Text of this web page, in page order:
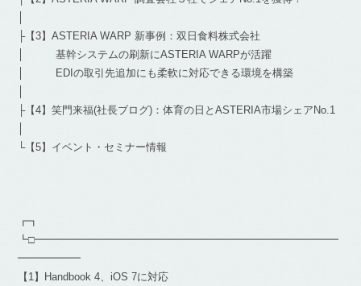
├【3】ASTERIA WARP 新事例：双日食料株式会社
│ 基幹システムの刷新にASTERIA WARPが活躍
│ EDIの取引先追加にも柔軟に対応できる環境を構築
├【4】笑門来福(社長ブログ)：体育の日とASTERIA市場シェアNo.1
└【5】イベント・セミナー情報
┏┓
┗□━━━━━━━━━━━━━━━━━━━━━━━━━━━━━
━━━━━━
【1】Handbook 4、iOS 7に対応